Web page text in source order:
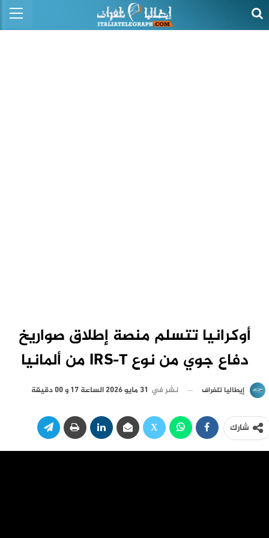
أوكرانيا تتسلم منصة إطلاق صواريخ
دفاع جوي من نوع IRS-T من ألمانيا
إيطاليا تلغراف نشر في 31 مايو 2026 الساعة 17 و 00 دقيقة
شارك